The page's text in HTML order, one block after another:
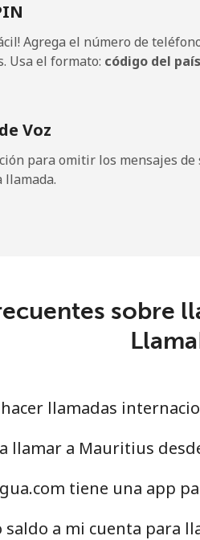
⁦53.9¢⁩
⁦39.5¢⁩
⁦58.5¢⁩
Agrega el número de
Usa el formato: código del
Voz
para omitir los mensajes de
llamada.
sobre
llamadas
llamar a Mauritius
tiene una app
saldo a mi cuenta para